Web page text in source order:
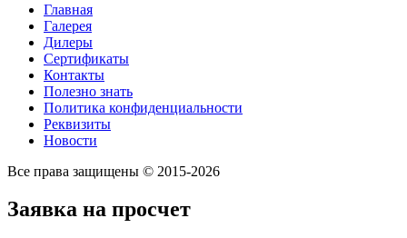
Главная
Галерея
Дилеры
Сертификаты
Контакты
Полезно знать
Политика конфиденциальности
Реквизиты
Новости
Все права защищены © 2015-2026
Заявка на просчет